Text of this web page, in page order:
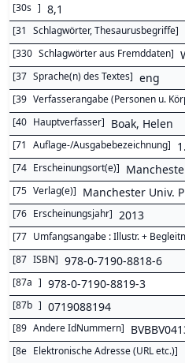
[30s ] 8,1
[31 Schlagwörter, Thesaurusbegriffe]
[330 Schlagwörter aus Fremddaten]
[37 Sprache(n) des Textes] eng
[39 Verfasserangabe (Personen u.
[40 Hauptverfasser] Boak, Helen
[71 Auflage-/Ausgabebezeichnung]
[74 Erscheinungsort(e)]
[75 Verlag(e)] Manchester Univ.
[76 Erscheinungsjahr] 2013
[77 Umfangsangabe : Illustr. +
[87 ISBN] 978-0-7190-8818-6
[87a ] 978-0-7190-8819-3
[87b ] 0719088194
[89 Andere IdNummern]
[8e Elektronische Adresse (URL etc.)]